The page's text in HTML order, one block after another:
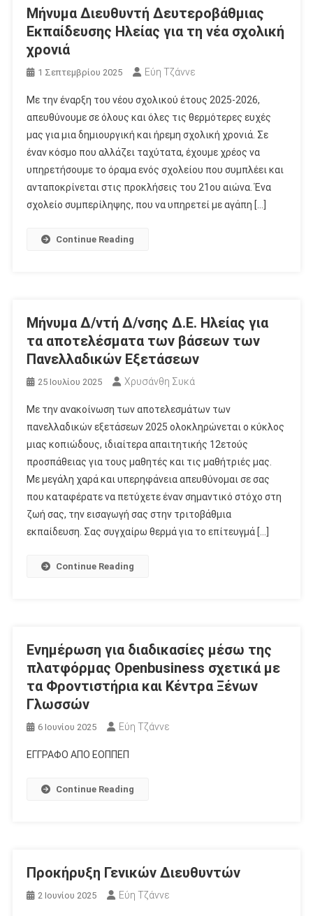
Μήνυμα Διευθυντή Δευτεροβάθμιας
Εκπαίδευσης Ηλείας για τη νέα σχολική
χρονιά
1 Σεπτεμβρίου 2025 Εύη Τζάννε
Με την έναρξη του νέου σχολικού έτους 2025-2026,
απευθύνουμε σε όλους και όλες τις θερμότερες ευχές
μας για μια δημιουργική και ήρεμη σχολική χρονιά. Σε
έναν κόσμο που αλλάζει ταχύτατα, έχουμε χρέος να
υπηρετήσουμε το όραμα ενός σχολείου που συμπλέει και
ανταποκρίνεται στις προκλήσεις του 21ου αιώνα. Ένα
σχολείο συμπερίληψης, που να υπηρετεί με αγάπη […]
Continue Reading
Μήνυμα Δ/ντή Δ/νσης Δ.Ε. Ηλείας για
τα αποτελέσματα των βάσεων των
Πανελλαδικών Εξετάσεων
25 Ιουλίου 2025 Χρυσάνθη Συκά
Με την ανακοίνωση των αποτελεσμάτων των
πανελλαδικών εξετάσεων 2025 ολοκληρώνεται ο κύκλος
μιας κοπιώδους, ιδιαίτερα απαιτητικής 12ετούς
προσπάθειας για τους μαθητές και τις μαθήτριές μας.
Με μεγάλη χαρά και υπερηφάνεια απευθύνομαι σε σας
που καταφέρατε να πετύχετε έναν σημαντικό στόχο στη
ζωή σας, την εισαγωγή σας στην τριτοβάθμια
εκπαίδευση. Σας συγχαίρω θερμά για το επίτευγμά […]
Continue Reading
Ενημέρωση για διαδικασίες μέσω της
πλατφόρμας Οpenbusiness σχετικά με
τα Φροντιστήρια και Κέντρα Ξένων
Γλωσσών
6 Ιουνίου 2025 Εύη Τζάννε
ΕΓΓΡΑΦΟ ΑΠΟ ΕΟΠΠΕΠ
Continue Reading
Προκήρυξη Γενικών Διευθυντών
2 Ιουνίου 2025 Εύη Τζάννε